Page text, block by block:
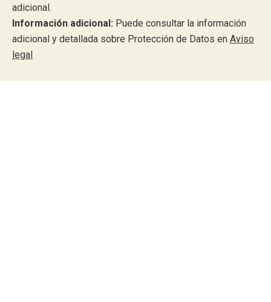
adicional.
Información adicional: Puede consultar la información
adicional y detallada sobre Protección de Datos en Aviso
legal